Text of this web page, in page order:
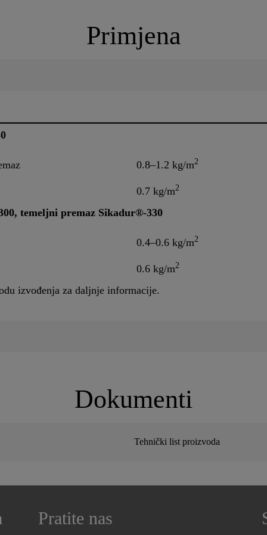
Primjena
0.8–1.2 kg/m2
0.7 kg/m2
temeljni premaz Sikadur®-330
0.4–0.6 kg/m2
0.6 kg/m2
izvođenja za daljnje informacije.
Dokumenti
Tehnički list proizvoda
Pratite nas